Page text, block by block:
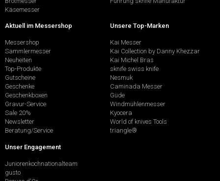
Käsemesser
Aktuell im Messershop
Messershop
Sammlermesser
Neuheiten
Top-Produkte
Gutscheine
Geschenke
Geschenkboxen
Gravur-Service
Sale 20%
Newsletter
Beratung/Service
Unsere Top-Marken
Kai Messer
Kai Collection by Danny Khezzar
Kai Michel Bras
sknife swiss knife
Nesmuk
Caminada Messer
Güde
Windmühlenmesser
Kyocera
World of knives Tools
triangle®
Unser Engagement
Juniorenkochnationalteam
gusto